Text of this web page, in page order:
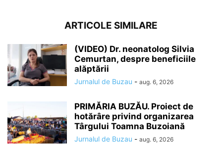
ARTICOLE SIMILARE
(VIDEO) Dr. neonatolog Silvia
Cemurtan, despre beneficiile
alăptării
Jurnalul de Buzau - aug. 6, 2026
PRIMĂRIA BUZĂU. Proiect de
hotărâre privind organizarea
Târgului Toamna Buzoiană
Jurnalul de Buzau - aug. 6, 2026